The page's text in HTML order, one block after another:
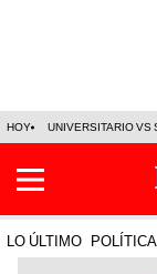
HOY UNIVERSITARIO VS
LO ÚLTIMO POLÍTICA